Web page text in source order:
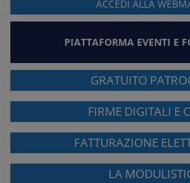
ACCEDI ALLA
PIATTAFORMA EVENTI E
GRATUITO
FIRME DIGITALI E
FATTURAZIONE
LA